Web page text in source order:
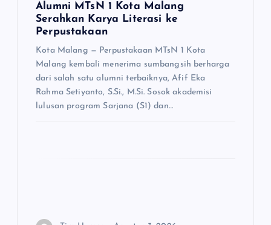
Alumni MTsN 1 Kota Malang
Serahkan Karya Literasi ke
Perpustakaan
Kota Malang — Perpustakaan MTsN 1 Kota
Malang kembali menerima sumbangsih berharga
dari salah satu alumni terbaiknya, Afif Eka
Rahma Setiyanto, S.Si., M.Si. Sosok akademisi
lulusan program Sarjana (S1) dan…